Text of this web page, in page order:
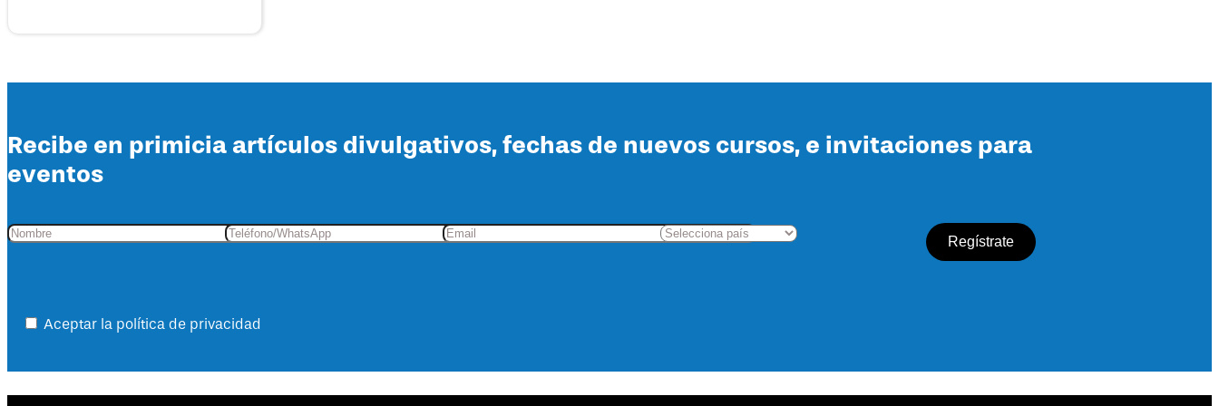
Recibe en primicia artículos divulgativos, fechas de nuevos cursos, e invitaciones para
eventos
Aceptar la política de privacidad